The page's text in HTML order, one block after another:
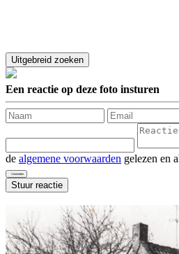
Een reactie op deze foto insturen
de algemene voorwaarden gelezen en